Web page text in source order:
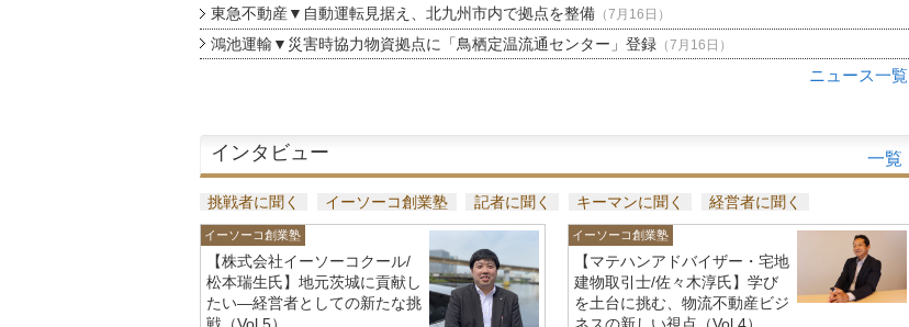
東急不動産▼自動運転見据え、北九州市内で拠点を整備（7月16日）
鴻池運輸▼災害時協力物資拠点に「鳥栖定温流通センター」登録（7月16日）
ニュース一覧
インタビュー 一覧
挑戦者に聞く イーソーコ創業塾 記者に聞く キーマンに聞く 経営者に聞く
イーソーコ創業塾
【株式会社イーソーコクール/
松本瑞生氏】地元茨城に貢献し
たい—経営者としての新たな挑
戦（Vol.5）
イーソーコ創業塾
【マテハンアドバイザー・宅地
建物取引士/佐々木淳氏】学び
を土台に挑む、物流不動産ビジ
ネスの新しい視点（Vol.4）